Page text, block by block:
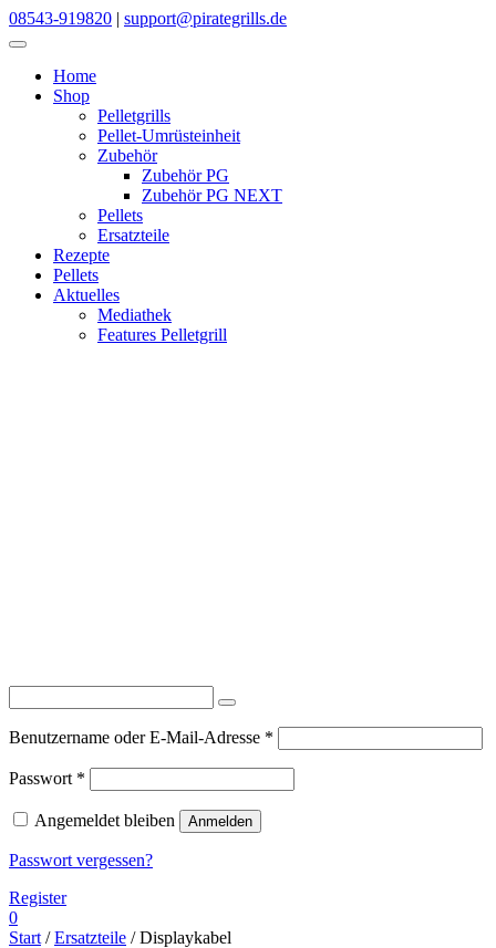
Skip
to
08543-919820 | support@pirategrills.de
Home
Shop
Pelletgrills
Pellet-Umrüsteinheit
Zubehör
Zubehör PG
Zubehör PG NEXT
Pellets
Ersatzteile
Rezepte
Pellets
Aktuelles
Mediathek
Features Pelletgrill
Benutzername oder E-Mail-Adresse *
Passwort *
Angemeldet bleiben Anmelden
Passwort vergessen?
Register
0
Start /Ersatzteile / Displaykabel